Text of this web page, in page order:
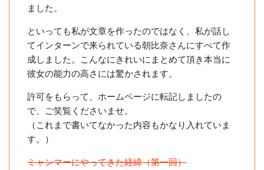
ました。
といっても私が文章を作ったのではなく、私が話し
てインターンで来られている朝比奈さんにすべて作
成しました。こんなにきれいにまとめて頂き本当に
彼女の能力の高さには驚かされます。
許可をもらって、ホームページに転記しましたの
で、ご笑覧くださいませ。
（これまで書いてなかった内容もかなり入れていま
す。）
ミャンマーにやってきた経緯（第一回）